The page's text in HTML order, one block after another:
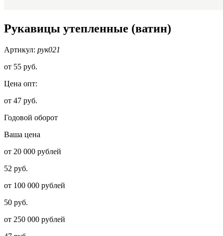
Рукавицы утепленные (ватин)
Артикул: рук021
от 55 руб.
Цена опт:
от 47 руб.
Годовой оборот
Ваша цена
от 20 000 рублей
52 руб.
от 100 000 рублей
50 руб.
от 250 000 рублей